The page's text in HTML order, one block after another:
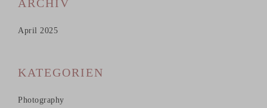
ARCHIV
April 2025
KATEGORIEN
Photography